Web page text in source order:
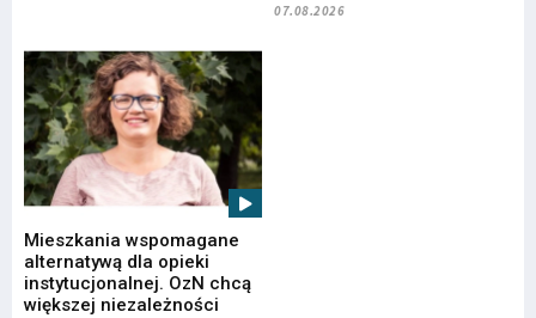
07.08.2026
Mieszkania wspomagane
alternatywą dla opieki
instytucjonalnej. OzN chcą
większej niezależności